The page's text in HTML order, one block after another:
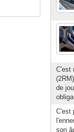
C'est
de
C'est
son